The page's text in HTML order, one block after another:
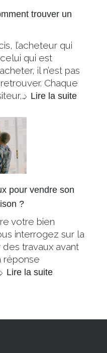
trouver un
l’acheteur qui
qui est
il n’est pas
Chaque
Lire la suite
pour vendre son
?
votre bien
interrogez sur la
travaux avant
réponse
Lire la suite